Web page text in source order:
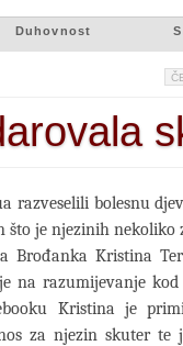
Duhovnost
razveselili bolesnu
što je njezinih
Brođanka Kristina
na razumijevanje
Kristina je
za njezin skuter te